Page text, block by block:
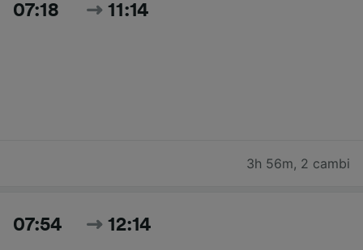
07:18 11:14
3h 56m, 2 cambi
07:54 12:14